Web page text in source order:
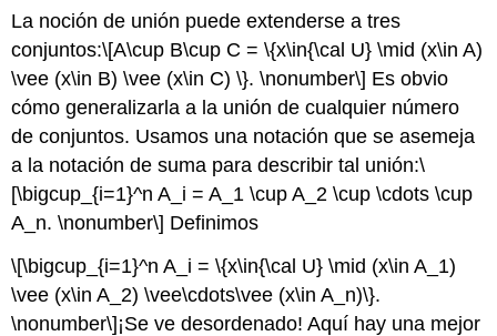
La noción de unión puede extenderse a tres
conjuntos:\[A\cup B\cup C = \{x\in{\cal U} \mid (x\in A)
\vee (x\in B) \vee (x\in C) \}. \nonumber\] Es obvio
cómo generalizarla a la unión de cualquier número
de conjuntos. Usamos una notación que se asemeja
a la notación de suma para describir tal unión:\
[\bigcup_{i=1}^n A_i = A_1 \cup A_2 \cup \cdots \cup
A_n. \nonumber\] Definimos
\[\bigcup_{i=1}^n A_i = \{x\in{\cal U} \mid (x\in A_1)
\vee (x\in A_2) \vee\cdots\vee (x\in A_n)\}.
\nonumber\]¡Se ve desordenado! Aquí hay una mejor